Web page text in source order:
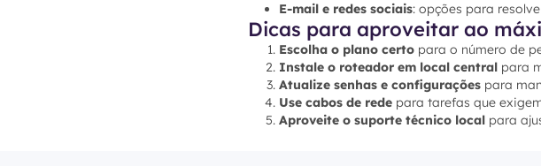
E-mail e redes sociais: opções para
Dicas para aproveitar ao
Escolha o plano certo para o número de
Instale o roteador em local central para
Atualize senhas e configurações para
Use cabos de rede para tarefas que
Aproveite o suporte técnico local para